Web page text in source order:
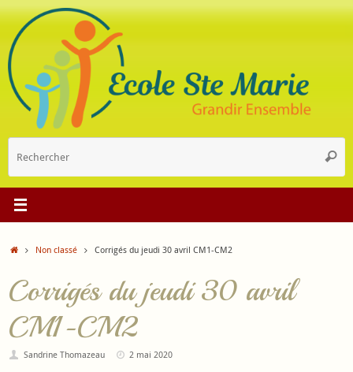
Passer
contenu
:
AccueilNon classé Corrigés du jeudi 30 avril CM1-CM2
Corrigés du jeudi 30 avril
CM1-CM2
Sandrine Thomazeau 2 mai 2020